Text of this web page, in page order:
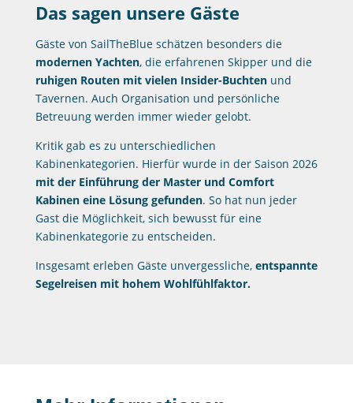
Das sagen unsere Gäste
Gäste von SailTheBlue schätzen besonders die
modernen Yachten, die erfahrenen Skipper und die
ruhigen Routen mit vielen Insider-Buchtenund
Tavernen. Auch Organisation und persönliche
Betreuung werden immer wieder gelobt.
Kritik gab es zu unterschiedlichen
Kabinenkategorien. Hierfür wurde in der Saison 2026
mit der Einführung der Master und Comfort
Kabinen eine Lösung gefunden. So hat nun jeder
Gast die Möglichkeit, sich bewusst für eine
Kabinenkategorie zu entscheiden.
Insgesamt erleben Gäste unvergessliche, entspannte
Segelreisen mit hohem Wohlfühlfaktor.